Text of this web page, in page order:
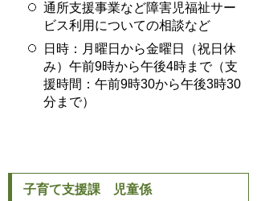
通所支援事業など障害児福祉サー
ビス利用についての相談など
日時：月曜日から金曜日（祝日休
み）午前9時から午後4時まで（支
援時間：午前9時30から午後3時30
分まで）
子育て支援課 児童係